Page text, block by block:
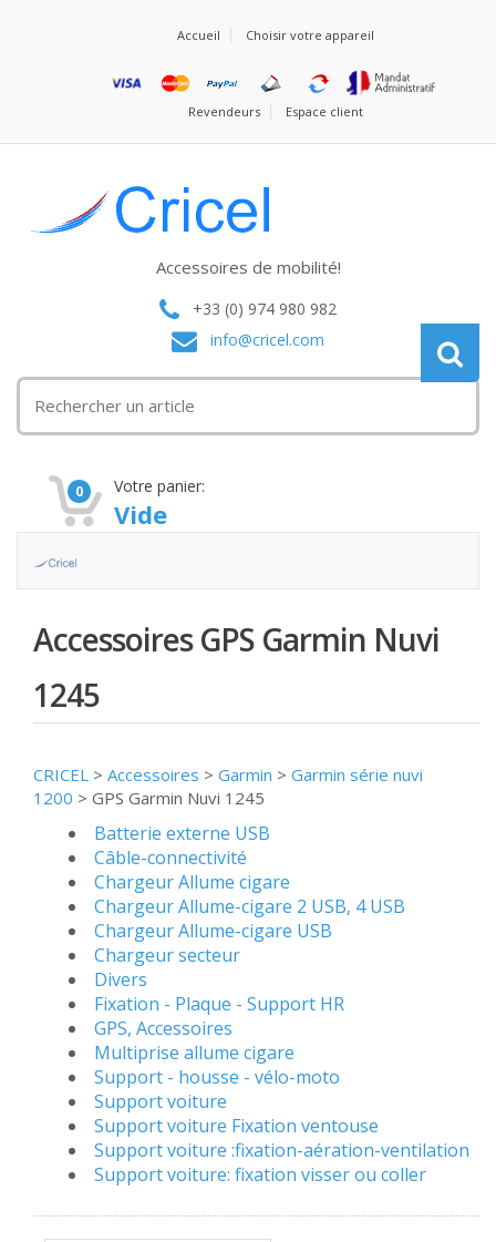
Accueil Choisir votre appareil
Revendeurs Espace client
Accessoires de mobilité!
+33 (0) 974 980 982
info@cricel.com
0 Votre panier:
Vide
Accessoires GPS Garmin Nuvi
1245
CRICEL > Accessoires > Garmin > Garmin série nuvi
1200 > GPS Garmin Nuvi 1245
Batterie externe USB
Câble-connectivité
Chargeur Allume cigare
Chargeur Allume-cigare 2 USB, 4 USB
Chargeur Allume-cigare USB
Chargeur secteur
Divers
Fixation - Plaque - Support HR
GPS, Accessoires
Multiprise allume cigare
Support - housse - vélo-moto
Support voiture
Support voiture Fixation ventouse
Support voiture :fixation-aération-ventilation
Support voiture: fixation visser ou coller